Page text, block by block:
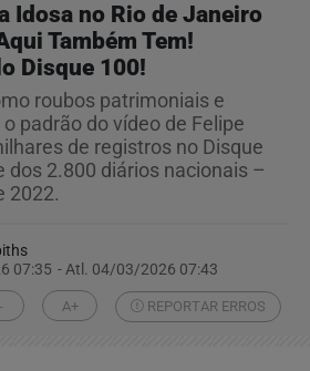
Idosa no Rio de Janeiro
Também Tem!
Disque 100!
roubos patrimoniais e
padrão do vídeo de Felipe
de registros no Disque
dos 2.800 diários nacionais –
2022.
07:35 - Atl. 04/03/2026 07:43
A+ REPORTAR ERROS